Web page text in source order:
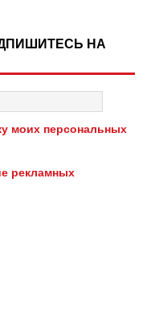
НА
моих персональных
рекламных